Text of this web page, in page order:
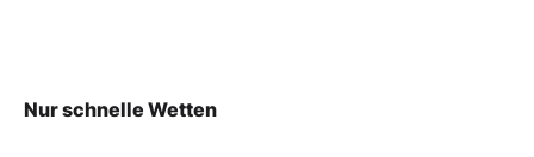
Nur schnelle Wetten